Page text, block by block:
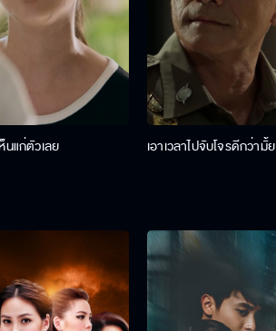
นแก่ตัวเลย เอาเวลาไปจับโจรดีกว่ามั้ย